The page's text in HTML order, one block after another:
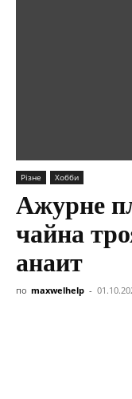
Різне Хобби
Ажурне
чайна
анаит
по maxwelhelp -